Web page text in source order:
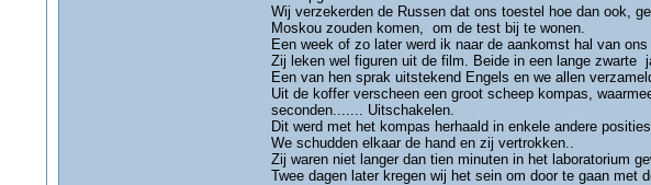
Wij verzekerden de Russen dat ons toestel hoe dan ook,
Moskou zouden komen, om de test bij te wonen.
Een week of zo later werd ik naar de aankomst hal van
Zij leken wel figuren uit de film. Beide in een lange zwarte
Een van hen sprak uitstekend Engels en we allen
Uit de koffer verscheen een groot scheep kompas,
seconden....... Uitschakelen.
Dit werd met het kompas herhaald in enkele andere
We schudden elkaar de hand en zij vertrokken..
Zij waren niet langer dan tien minuten in het laboratorium
Twee dagen later kregen wij het sein om door te gaan met